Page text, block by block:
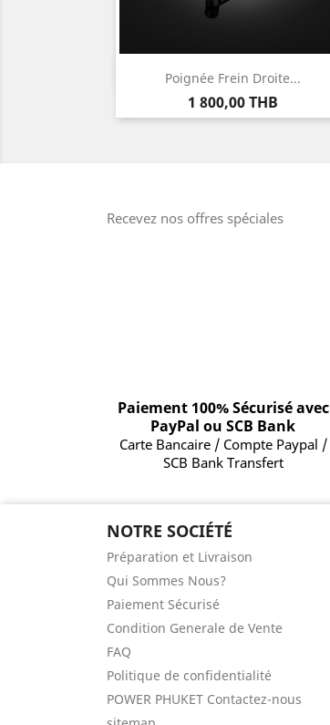
Poignée Frein Droite...
Prix
1 800,00 THB
Aperçu rapide
Recevez nos offres spéciales
Paiement 100% Sécurisé avec
PayPal ou SCB Bank
Carte Bancaire / Compte Paypal /
SCB Bank Transfert
NOTRE SOCIÉTÉ
Préparation et Livraison
Qui Sommes Nous?
Paiement Sécurisé
Condition Generale de Vente
FAQ
Politique de confidentialité
POWER PHUKET Contactez-nous